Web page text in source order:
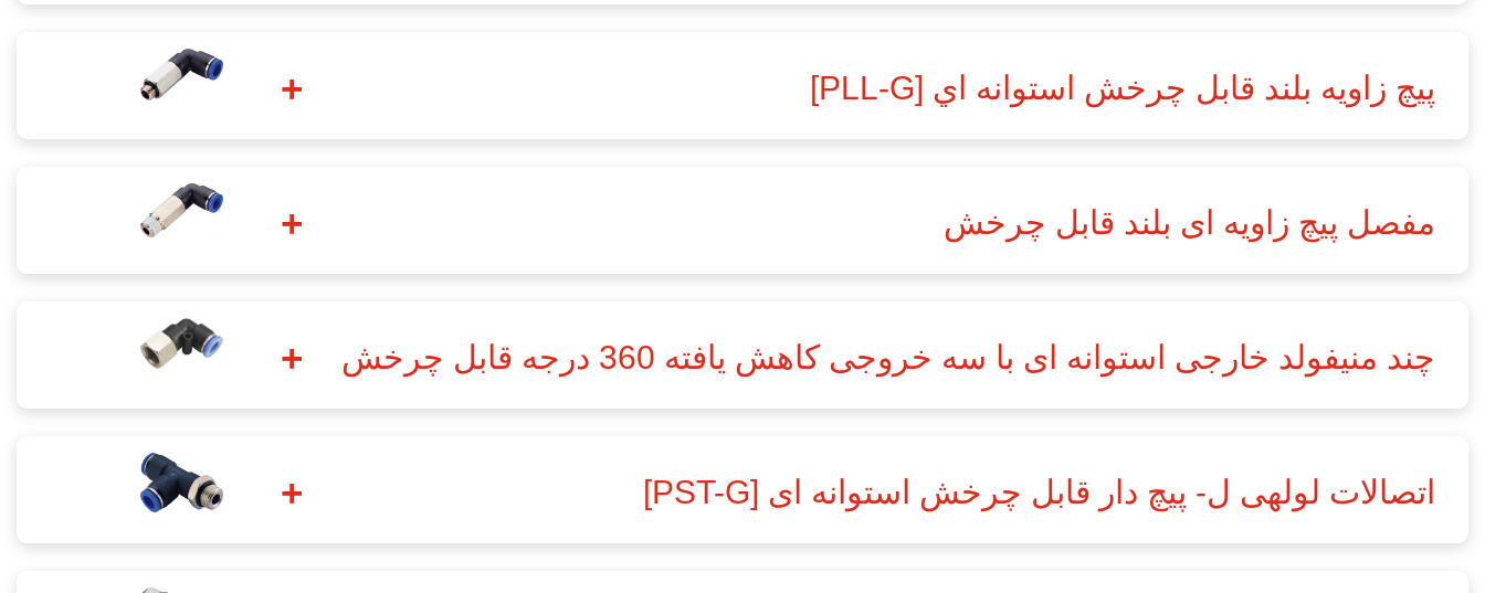
پيچ زاويه بلند قابل چرخش استوانه اي [PLL-G]
مفصل پیچ زاویه ای بلند قابل چرخش
چند منیفولد خارجی استوانه ای با سه خروجی کاهش یافته 360 درجه قابل چرخش
اتصالات لولهی ل- پیچ دار قابل چرخش استوانه ای [PST-G]